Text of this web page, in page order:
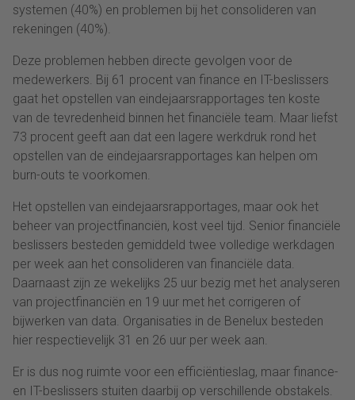
systemen (40%) en problemen bij het consolideren van
rekeningen (40%).
Deze problemen hebben directe gevolgen voor de
medewerkers. Bij 61 procent van finance en IT-beslissers
gaat het opstellen van eindejaarsrapportages ten koste
van de tevredenheid binnen het financiële team. Maar liefst
73 procent geeft aan dat een lagere werkdruk rond het
opstellen van de eindejaarsrapportages kan helpen om
burn-outs te voorkomen.
Het opstellen van eindejaarsrapportages, maar ook het
beheer van projectfinanciën, kost veel tijd. Senior financiële
beslissers besteden gemiddeld twee volledige werkdagen
per week aan het consolideren van financiële data.
Daarnaast zijn ze wekelijks 25 uur bezig met het analyseren
van projectfinanciën en 19 uur met het corrigeren of
bijwerken van data. Organisaties in de Benelux besteden
hier respectievelijk 31 en 26 uur per week aan.
Er is dus nog ruimte voor een efficiëntieslag, maar finance-
en IT-beslissers stuiten daarbij op verschillende obstakels.